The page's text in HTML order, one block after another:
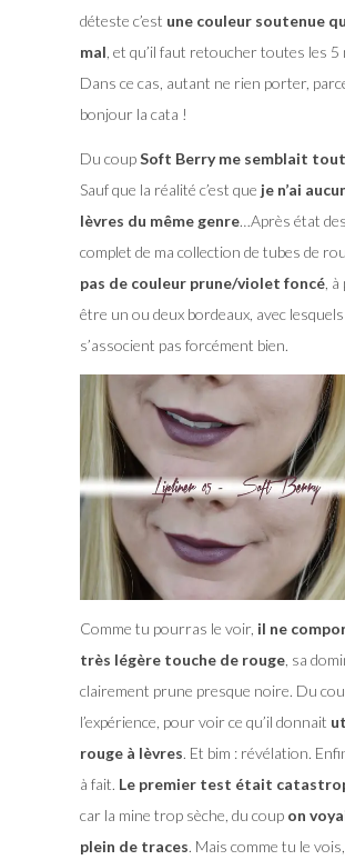
déteste c’est une couleur soutenue
mal , et qu’il faut retoucher toutes les 5
Dans ce cas, autant ne rien porter,
bonjour la cata !
Du coupSoft Berry me semblait
Sauf que la réalité c’est que je n’ai
lèvres du même genre…Après état
complet de ma collection de tubes de
pas de couleur prune/violet foncé, à
être un ou deux bordeaux, avec
s’associent pas forcément bien.
Comme tu pourras le voir, il ne
très légère touche de rouge, sa
clairement prune presque noire. Du
l’expérience, pour voir ce qu’il donnait
rouge à lèvres. Et bim : révélation.
à fait. Le premier test était
car la mine trop sèche, du coup on
plein de traces. Mais comme tu le